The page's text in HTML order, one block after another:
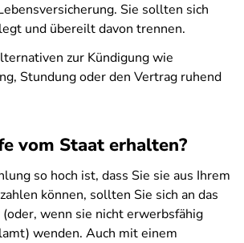
Sie sollten sich
und übereilt davon trennen.
zur Kündigung wie
Stundung oder den Vertrag ruhend
vom Staat erhalten?
so hoch ist, dass Sie sie aus Ihrem
können, sollten Sie sich an das
wenn sie nicht erwerbsfähig
wenden. Auch mit einem